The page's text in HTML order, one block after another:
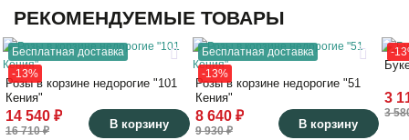
РЕКОМЕНДУЕМЫЕ ТОВАРЫ
Бесплатная доставка
-13%
40
55
Розы в корзине недорогие "101
Кения"
14 540 ₽
16 710 ₽ В корзину
Бесплатная доставка
-13%
35
35
Розы в корзине недорогие "51
Кения"
8 640 ₽
9 930 ₽ В корзину
-
3
3